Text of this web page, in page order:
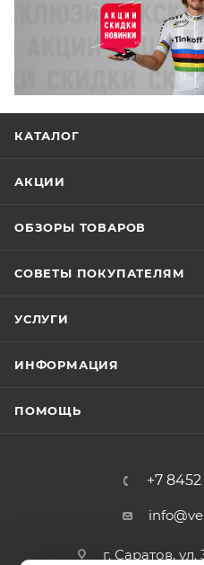
КАТАЛОГ
АКЦИИ
ОБЗОРЫ ТОВАРОВ
СОВЕТЫ ПОКУПАТЕЛЯМ
УСЛУГИ
ИНФОРМАЦИЯ
ПОМОЩЬ
+7
г. Саратов, ул.